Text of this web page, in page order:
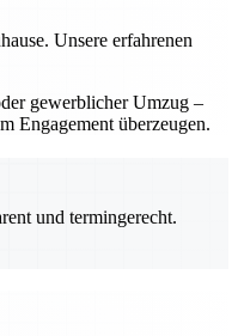
Unsere erfahrenen
gewerblicher Umzug –
Engagement überzeugen.
und termingerecht.